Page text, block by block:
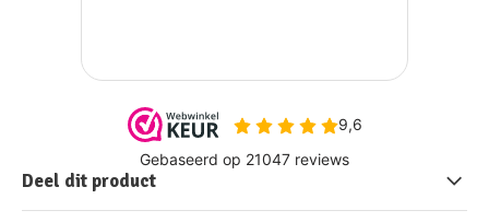
Deel dit product